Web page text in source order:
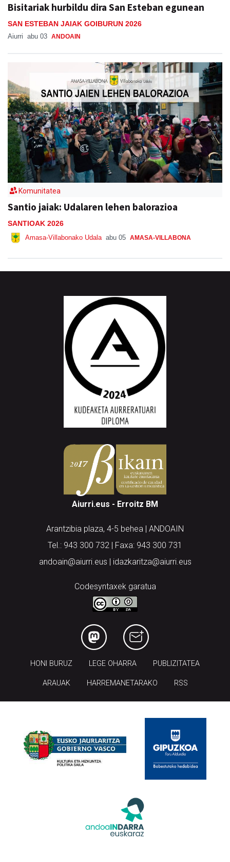
Bisitariak hurbildu dira San Esteban egunean
SAN ESTEBAN JAIAK GOIBURUN 2026
Aiurri abu 03 ANDOAIN
Komunitatea
Santio jaiak: Udalaren lehen balorazioa
SANTIOAK 2026
Amasa-Villabonako Udala abu 05 AMASA-VILLABONA
Aiurri.eus - Erroitz BM
Arantzibia plaza, 4-5 behea | ANDOAIN
Tel.: 943 300 732 | Faxa: 943 300 731
andoain@aiurri.eus | idazkaritza@aiurri.eus
Codesyntaxek garatua
HONI BURUZ LEGE OHARRA PUBLIZITATEA
ARAUAK HARREMANETARAKO RSS